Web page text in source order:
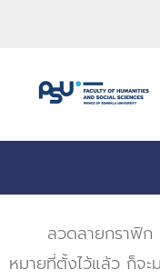
content
ลวดลายกราฟิก
หมายที่ตั้งไว้แล้ว ก็จ